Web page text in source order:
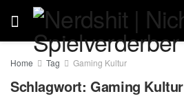
Home Tag Gaming Kultur
Schlagwort:Gaming Kultur